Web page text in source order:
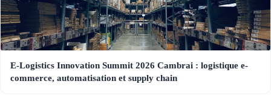
E-Logistics Innovation Summit 2026 Cambrai : logistique e-
commerce, automatisation et supply chain